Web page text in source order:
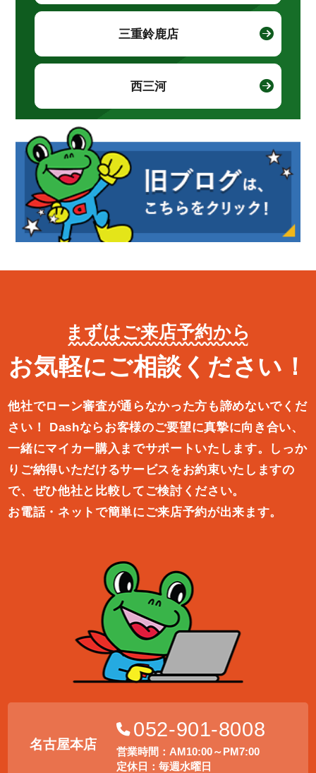
三重鈴鹿店
西三河
まずはご来店予約から
お気軽にご相談ください！
他社でローン審査が通らなかった方も諦めないでくだ
さい！
Dashならお客様のご要望に真摯に向き合い、
一緒にマイカー購入ま でサポートいたします。しっか
りご納得いただけるサービスをお約束いたしますの
で、ぜひ他社と比較してご検討ください。
お電話・ネットで簡単にご来店予約が出来ます。
名古屋本店
052-901-8008
営業時間：AM10:00～PM7:00
定休日：毎週水曜日